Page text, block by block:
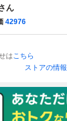
ん
42976
はこちら
ストアの情報